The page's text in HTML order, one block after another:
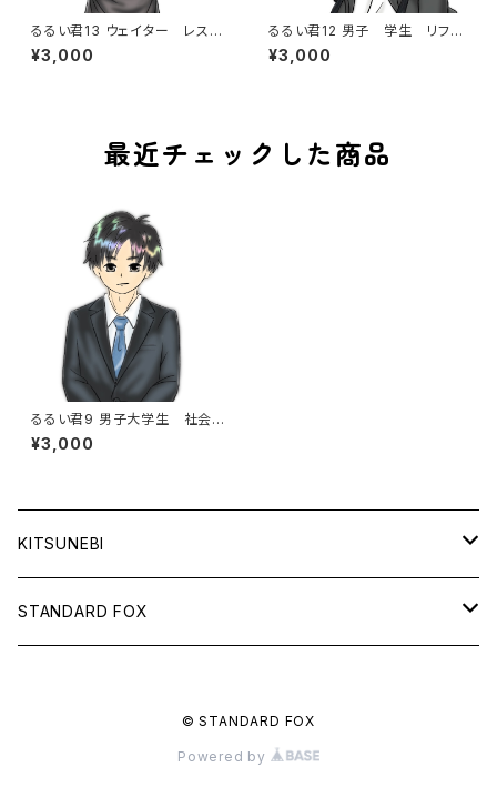
るるい君13 ウェイター レスト
ラン カフェ ホテル ホール
スタッフ バイト サーブ
¥3,000
るるい君12 男子 学生 リフテ
ィング サッカー サッカーボー
ル付き
¥3,000
最近チェックした商品
るるい君9 男子大学生 社会
人 新社会人 スーツ 入学
式 入社式 卒業式 式典
¥3,000
KITSUNEBI
フルカ
STANDARD FOX
© STANDARD FOX
Powered by